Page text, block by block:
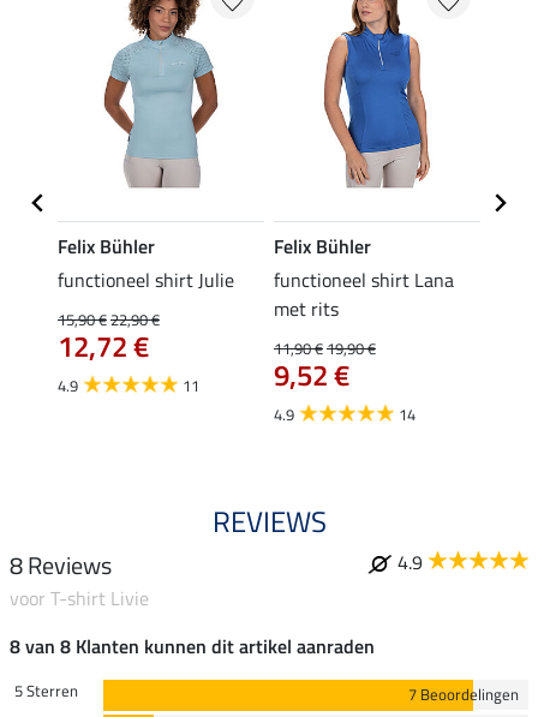
Felix Bühler
functioneel shirt Julie
15,90 €22,90 €
12,72 €
4.9 11
Felix Bühler
functioneel shirt Lana
met rits
11,90 €19,90 €
9,52 €
4.9 14
REVIEWS
8 Reviews
4.9
voor T-shirt Livie
8 van 8 Klanten kunnen dit artikel aanraden
5 Sterren
7 Beoordelingen